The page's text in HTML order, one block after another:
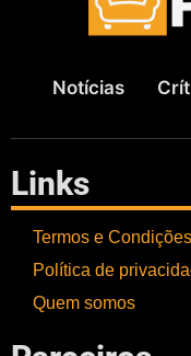
Notícias
Links
Termos e Condições
Política de
Quem somos